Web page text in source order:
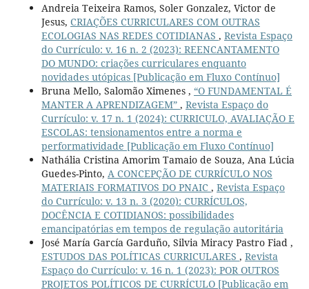
Andreia Teixeira Ramos, Soler Gonzalez, Victor de
Jesus, CRIAÇÕES CURRICULARES COM OUTRAS
ECOLOGIAS NAS REDES COTIDIANAS , Revista Espaço
do Currículo: v. 16 n. 2 (2023): REENCANTAMENTO
DO MUNDO: criações curriculares enquanto
novidades utópicas [Publicação em Fluxo Contínuo]
Bruna Mello, Salomão Ximenes , “O FUNDAMENTAL É
MANTER A APRENDIZAGEM” , Revista Espaço do
Currículo: v. 17 n. 1 (2024): CURRICULO, AVALIAÇÃO E
ESCOLAS: tensionamentos entre a norma e
performatividade [Publicação em Fluxo Contínuo]
Nathália Cristina Amorim Tamaio de Souza, Ana Lúcia
Guedes-Pinto, A CONCEPÇÃO DE CURRÍCULO NOS
MATERIAIS FORMATIVOS DO PNAIC , Revista Espaço
do Currículo: v. 13 n. 3 (2020): CURRÍCULOS,
DOCÊNCIA E COTIDIANOS: possibilidades
emancipatórias em tempos de regulação autoritária
José María García Garduño, Silvia Miracy Pastro Fiad ,
ESTUDOS DAS POLÍTICAS CURRICULARES , Revista
Espaço do Currículo: v. 16 n. 1 (2023): POR OUTROS
PROJETOS POLÍTICOS DE CURRÍCULO [Publicação em